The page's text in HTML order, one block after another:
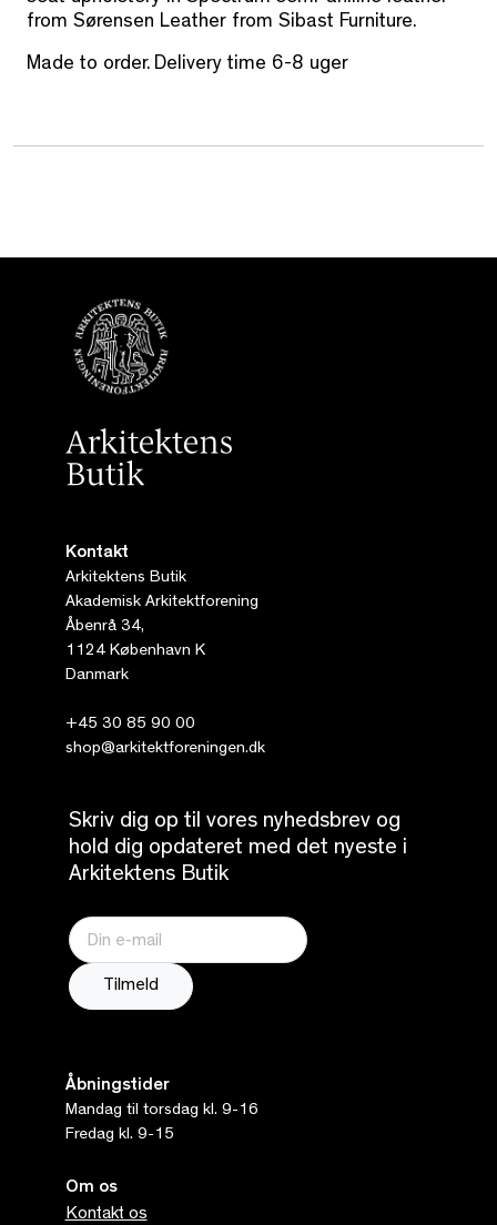
from Sørensen Leather from Sibast Furniture.
Made to order. Delivery time 6-8 uger
Kontakt
Arkitektens Butik
Akademisk Arkitektforening
Åbenrå 34,
1124 København K
Danmark
+45 30 85 90 00
shop@arkitektforeningen.dk
Skriv dig op til vores nyhedsbrev og
hold dig opdateret med det nyeste i
Arkitektens Butik
Åbningstider
Mandag til torsdag kl. 9-16
Fredag kl. 9-15
Om os
Kontakt os